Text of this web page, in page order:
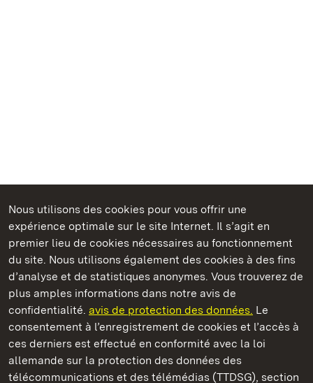
Nous utilisons des cookies pour vous offrir une
expérience optimale sur le site Internet. Il s’agit en
premier lieu de cookies nécessaires au fonctionnement
du site. Nous utilisons également des cookies à des fins
d’analyse et de statistiques anonymes. Vous trouverez de
plus amples informations dans notre avis de
confidentialité. avis de protection des données. Le
consentement à l’enregistrement de cookies et l’accès à
ces derniers est effectué en conformité avec la loi
allemande sur la protection des données des
télécommunications et des télémédias (TTDSG), section
Châteaux et jardins publics du Bade-Wurtemberg
Staatliche Schlösser und Gärten Baden‑Württemberg
Châteaux et jardins publics du Bade-Wurtemberg
ContactFAQ et réponsesMentions légales
Protection des données